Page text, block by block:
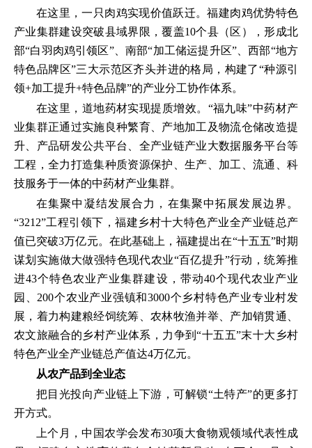
在这里，一只肉鸡实现价值跃迁。福建肉鸡优势特色
产业集群建设突破县域界限，覆盖10个县（区），形成北
部“白羽肉鸡引领区”、南部“加工储运提升区”、西部“地方
特色品牌区”三大示范区齐头并进的格局，构建了“种源引
领+加工提升+特色品牌”的产业分工协作体系。
在这里，道地药材实现提质增效。“福九味”中药材产
业集群正通过实施良种繁育、产地加工及物流仓储改造提
升、产品研发公共平台、全产业链产业大数据服务平台等
工程，全力打造集种质资源保护、生产、加工、流通、科
技服务于一体的中药材产业集群。
在集聚中凝结发展合力，在集聚中拓展发展边界。
“3212”工程引领下，福建乡村十大特色产业全产业链总产
值已突破3万亿元。在此基础上，福建提出在“十五五”时期
谋划实施做大做强特色现代农业“百亿提升”行动，统筹推
进43个特色农业产业集群建设，带动40个现代农业产业
园、200个农业产业强镇和3000个乡村特色产业专业村发
展，着力构建粮经饲统筹、农林牧渔并举、产加销贯通、
农文旅融合的乡村产业体系，力争到“十五五”末十大乡村
特色产业全产业链总产值达4万亿元。
从农产品到全业态
把目光投向产业链上下游，可解锁“土特产”的更多打
开方式。
上个月，中国农学会发布30项大食物观领域代表性成